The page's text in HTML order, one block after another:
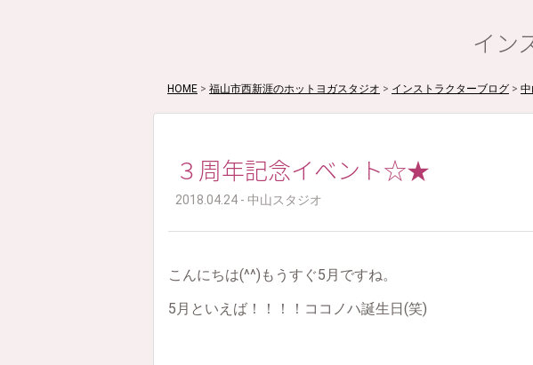
イン
HOME > 福山市西新涯のホットヨガスタジオ > インストラクターブログ > 中
３周年記念イベント☆★
2018.04.24 - 中山スタジオ
こんにちは(^^)もうすぐ5月ですね。
5月といえば！！！！ココノハ誕生日(笑)